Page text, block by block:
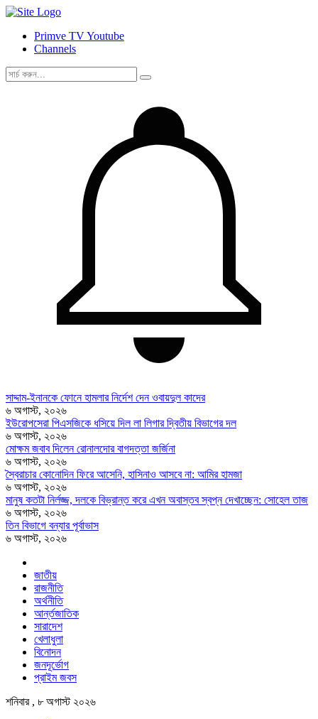
Primve TV Youtube
Channels
সাদ্দাম-ইনানকে ফোনে হামলার নির্দেশ দেন ওবায়দুল কাদের
৬ অগাস্ট, ২০২৬
ইউরোপসেরা পিএসজিকে ধসিয়ে দিল লা লিগার দ্বিতীয় বিভাগের দল
৬ অগাস্ট, ২০২৬
মোক্ষম জবাব দিলেন রোনালদোর বাগদত্তা জর্জিনা
৬ অগাস্ট, ২০২৬
স্বৈরাচার কোনোদিন ফিরে আসেনি, হাসিনাও আসবে না: আমির হামজা
৬ অগাস্ট, ২০২৬
মানুষ কতটা নির্লজ্জ, দলকে বিভ্রান্ত করে এখন অবাস্তব স্বপ্ন দেখাচ্ছেন: সোহেল তাজ
৬ অগাস্ট, ২০২৬
তিন বিভাগে বন্যার পূর্বাভাস
৬ অগাস্ট, ২০২৬
জাতীয়
রাজনীতি
অর্থনীতি
আর্ন্তজাতিক
সারাদেশ
খেলাধুলা
বিনোদন
জনদূর্ভোগ
প্রাইম জবস
শনিবার , ৮ অগাস্ট ২০২৬